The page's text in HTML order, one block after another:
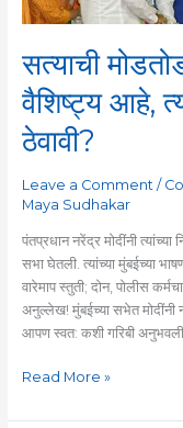
सत्याची
वैशिष्ट्य आहे,
ठेवावी?
Leave a Comment /
Maya Sudhakar
पंतप्रधान नरेंद्र मोदींनी
सभा घेतली. त्यांच्या मुंबईच्या
वारेमाप स्तुती; दोन, पोलीस
अनुल्लेख! मुंबईच्या सभेत मोदींनी
आपण स्वत: कशी गरिबी
तरी
ठेवावी?
Read More »